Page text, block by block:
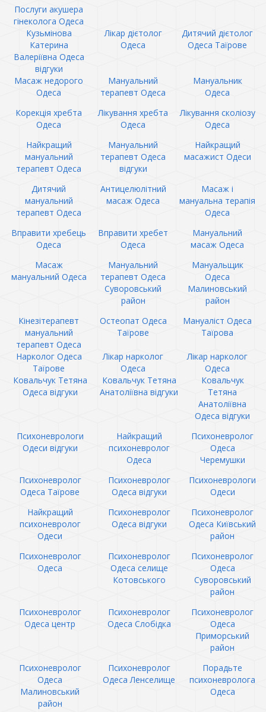
Послуги акушера
гінеколога Одеса
Кузьмінова
Катерина
Валеріївна Одеса
відгуки
Лікар дієтолог
Одеса
Дитячий дієтолог
Одеса Таїрове
Масаж недорого
Одеса
Мануальний
терапевт Одеса
Мануальник
Одеса
Корекція хребта
Одеса
Лікування хребта
Одеса
Лікування сколіозу
Одеса
Найкращий
мануальний
терапевт Одеса
Мануальний
терапевт Одеса
відгуки
Найкращий
масажист Одеси
Дитячий
мануальний
терапевт Одеса
Антицелюлітний
масаж Одеса
Масаж і
мануальна терапія
Одеса
Вправити хребець
Одеса
Вправити хребет
Одеса
Мануальний
масаж Одеса
Масаж
мануальний Одеса
Мануальний
терапевт Одеса
Суворовський
район
Мануальщик
Одеса
Малиновський
район
Кінезітерапевт
мануальний
терапевт Одеса
Остеопат Одеса
Таїрове
Мануаліст Одеса
Таїрова
Нарколог Одеса
Таїрове
Лікар нарколог
Одеса
Лікар нарколог
Одеса
Ковальчук Тетяна
Одеса відгуки
Ковальчук Тетяна
Анатоліївна відгуки
Ковальчук
Тетяна
Анатоліївна
Одеса відгуки
Психоневрологи
Одеси відгуки
Найкращий
психоневролог
Одеса
Психоневролог
Одеса
Черемушки
Психоневролог
Одеса Таїрове
Психоневролог
Одеса відгуки
Психоневрологи
Одеси
Найкращий
психоневролог
Одеси
Психоневролог
Одеса відгуки
Психоневролог
Одеса Київський
район
Психоневролог
Одеса
Психоневролог
Одеса селище
Котовського
Психоневролог
Одеса
Суворовський
район
Психоневролог
Одеса центр
Психоневролог
Одеса Слобідка
Психоневролог
Одеса
Приморський
район
Психоневролог
Одеса
Малиновський
район
Психоневролог
Одеса Ленселище
Порадьте
психоневролога
Одеса